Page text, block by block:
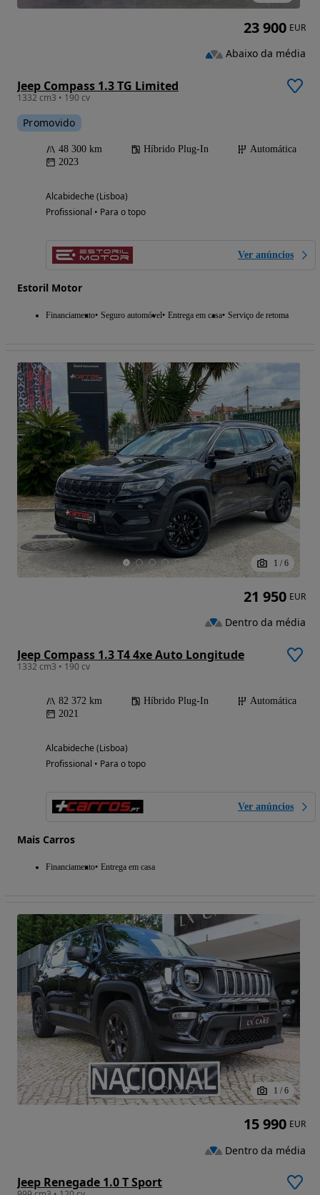
Jeep Compass 1.3 TG Limited
1332 cm3 • 190 cv
Promovido
48 300 km Híbrido Plug-In
Automática
2023
Alcabideche (Lisboa)
Profissional • Para o topo
Ver anúncios
Estoril Motor
Financiamento Seguro automóvel Entrega em casa Serviço de retoma
23 900 EUR
Abaixo da média
1 / 6
Jeep Compass 1.3 T4 4xe Auto Longitude
1332 cm3 • 190 cv
82 372 km Híbrido Plug-In
Automática
2021
Alcabideche (Lisboa)
Profissional • Para o topo
Ver anúncios
Mais Carros
Financiamento Entrega em casa
21 950 EUR
Dentro da média
1 / 6
Jeep Renegade 1.0 T Sport
15 990 EUR
Dentro da média